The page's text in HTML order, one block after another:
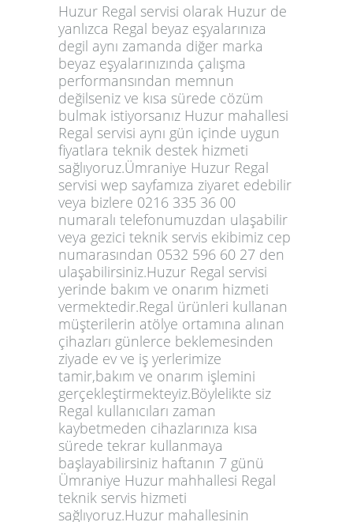
Huzur Regal servisi olarak Huzur de
yanlızca Regal beyaz eşyalarınıza
degil aynı zamanda diğer marka
beyaz eşyalarınızında çalışma
performansından memnun
değilseniz ve kısa sürede cözüm
bulmak istiyorsanız Huzur mahallesi
Regal servisi aynı gün içinde uygun
fiyatlara teknik destek hizmeti
sağlıyoruz.Ümraniye Huzur Regal
servisi wep sayfamıza ziyaret edebilir
veya bizlere 0216 335 36 00
numaralı telefonumuzdan ulaşabilir
veya gezici teknik servis ekibimiz cep
numarasından 0532 596 60 27 den
ulaşabilirsiniz.Huzur Regal servisi
yerinde bakım ve onarım hizmeti
vermektedir.Regal ürünleri kullanan
müşterilerin atölye ortamına alınan
çihazları günlerce beklemesinden
ziyade ev ve iş yerlerimize
tamir,bakım ve onarım işlemini
gerçekleştirmekteyiz.Böylelikte siz
Regal kullanıcıları zaman
kaybetmeden cihazlarınıza kısa
sürede tekrar kullanmaya
başlayabilirsiniz haftanın 7 günü
Ümraniye Huzur mahhallesi Regal
teknik servis hizmeti
sağlıyoruz.Huzur mahallesinin